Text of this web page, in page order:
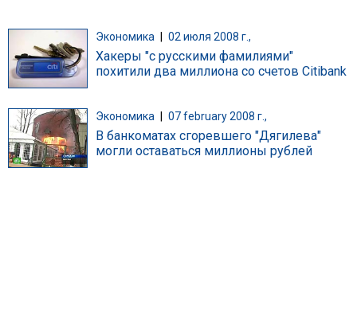
Экономика 02 июля 2008 г.,
Хакеры "с русскими фамилиями"
похитили два миллиона со счетов Citibank
Экономика 07 february 2008 г.,
В банкоматах сгоревшего "Дягилева"
могли оставаться миллионы рублей